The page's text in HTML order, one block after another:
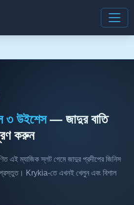
৩ উইশেস— জাদুর বাতি
করুন
এই ম্যাজিক স্লট গেমে জাদুর প্রদীপের জিনিস
প্রস্তুত। Krykia-তে এখনই খেলুন এবং বিশাল